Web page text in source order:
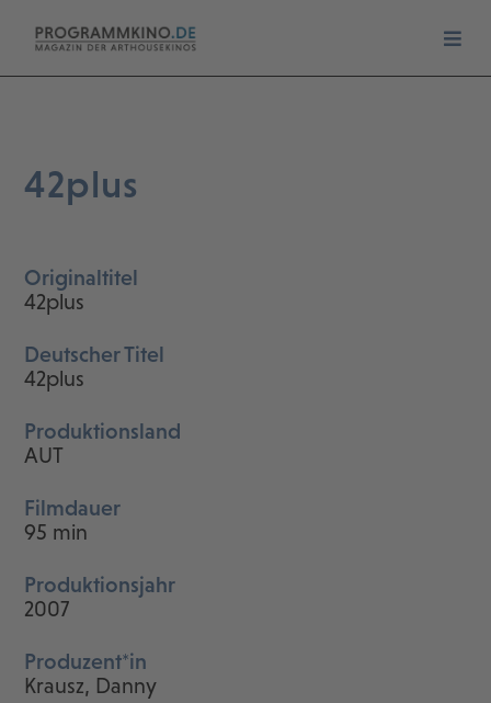
42plus
Originaltitel
42plus
Deutscher Titel
42plus
Produktionsland
AUT
Filmdauer
95 min
Produktionsjahr
2007
Produzent*in
Krausz, Danny